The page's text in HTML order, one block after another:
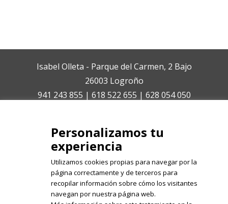
Isabel Olleta - Parque del Carmen, 2 Bajo
26003 Logroño
941 243 855 | 618 522 655 | 628 054 050
Registrate en nuestro boletín de
noticias
Personalizamos tu
experiencia
Utilizamos cookies propias para navegar por la
página correctamente y de terceros para
recopilar información sobre cómo los visitantes
navegan por nuestra página web.